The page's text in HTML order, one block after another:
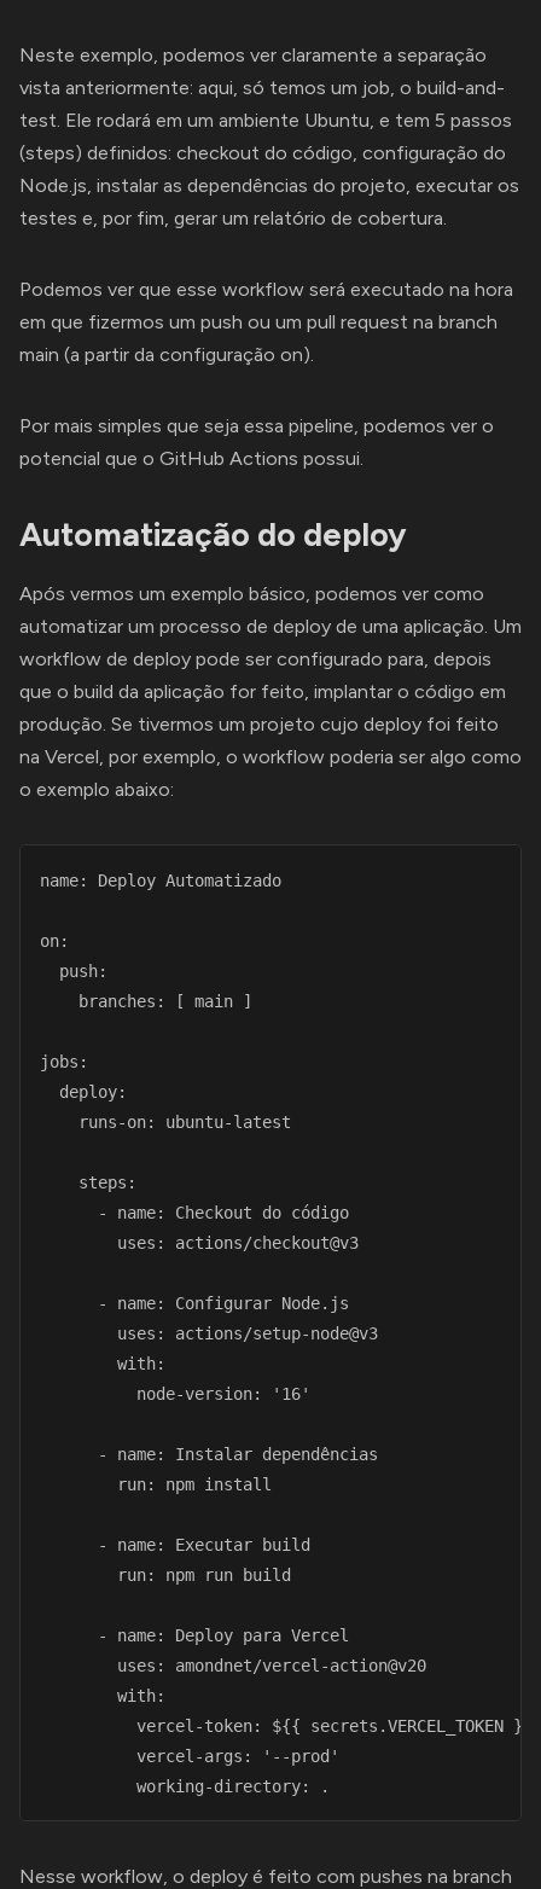
Neste exemplo, podemos ver claramente a separação
vista anteriormente: aqui, só temos um job, o build-and-
test. Ele rodará em um ambiente Ubuntu, e tem 5 passos
(steps) definidos: checkout do código, configuração do
Node.js, instalar as dependências do projeto, executar os
testes e, por fim, gerar um relatório de cobertura.
Podemos ver que esse workflow será executado na hora
em que fizermos um push ou um pull request na branch
main (a partir da configuração on).
Por mais simples que seja essa pipeline, podemos ver o
potencial que o GitHub Actions possui.
Automatização do deploy
Após vermos um exemplo básico, podemos ver como
automatizar um processo de deploy de uma aplicação. Um
workflow de deploy pode ser configurado para, depois
que o build da aplicação for feito, implantar o código em
produção. Se tivermos um projeto cujo deploy foi feito
na Vercel, por exemplo, o workflow poderia ser algo como
o exemplo abaixo:
name: Deploy Automatizado
on:
  push:
    branches: [ main ]
jobs:
  deploy:
    runs-on: ubuntu-latest
    steps:
      - name: Checkout do código
        uses: actions/checkout@v3
      - name: Configurar Node.js
        uses: actions/setup-node@v3
        with:
          node-version: '16'
      - name: Instalar dependências
        run: npm install
      - name: Executar build
        run: npm run build
      - name: Deploy para Vercel
        uses: amondnet/vercel-action@v20
        with:
          vercel-token: ${{ secrets.VERCEL_TOKEN }}
          vercel-args: '--prod'
          working-directory: .
Nesse workflow, o deploy é feito com pushes na branch